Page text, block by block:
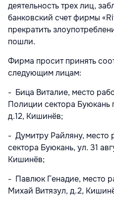
деятельность трех лиц,
банковский счет фирмы
прекратить
пошли.
Фирма просит принять
следующим лицам:
- Бица Виталие, место
Полиции сектора
д.12, Кишинёв;
- Думитру Райляну, место
сектора Буюкань, ул. 31
Кишинёв;
- Павлюк Генадие, место
Михай Витязул, д.2,